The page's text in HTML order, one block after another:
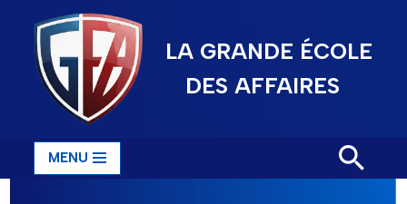
Aller
contenu
LA GRANDE ÉCOLE
DES AFFAIRES
MENU